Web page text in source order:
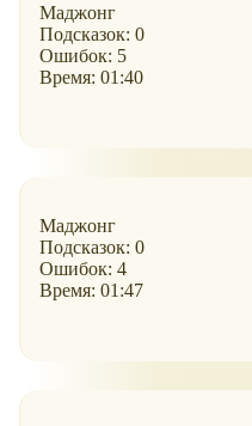
Маджонг
Подсказок: 0
Ошибок: 5
Время: 01:40
Маджонг
Подсказок: 0
Ошибок: 4
Время: 01:47